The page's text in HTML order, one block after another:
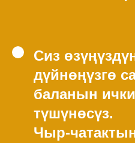
Сиз
дүйнөңүзгө
баланын
түшүнөсүз.
Чыр-